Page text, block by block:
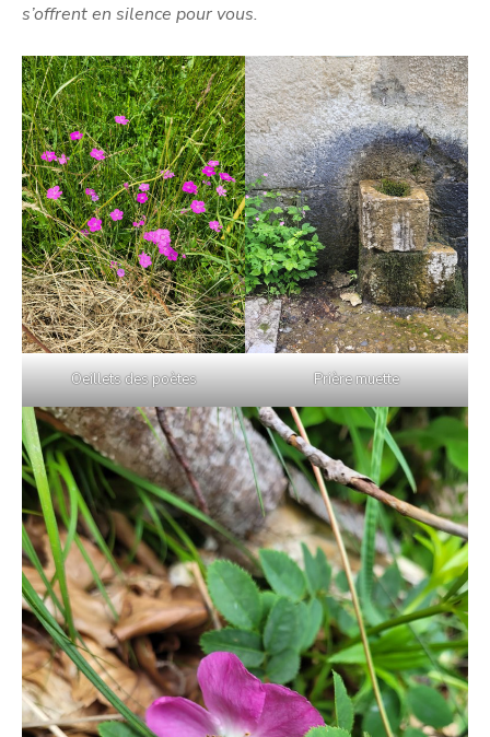
s’offrent en silence pour vous.
Oeillets des poètes Prière muette